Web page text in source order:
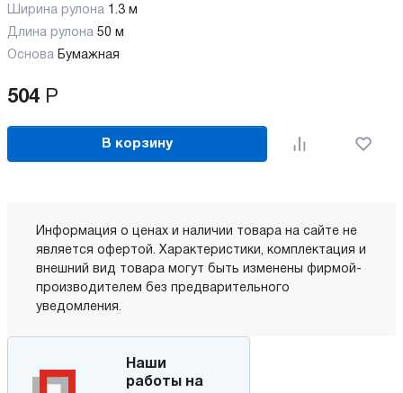
Ширина рулона 1.3 м
Длина рулона 50 м
Основа Бумажная
504 Р
В корзину
Информация о ценах и наличии товара на сайте не
является офертой. Характеристики, комплектация и
внешний вид товара могут быть изменены фирмой-
производителем без предварительного
уведомления.
Наши
работы на